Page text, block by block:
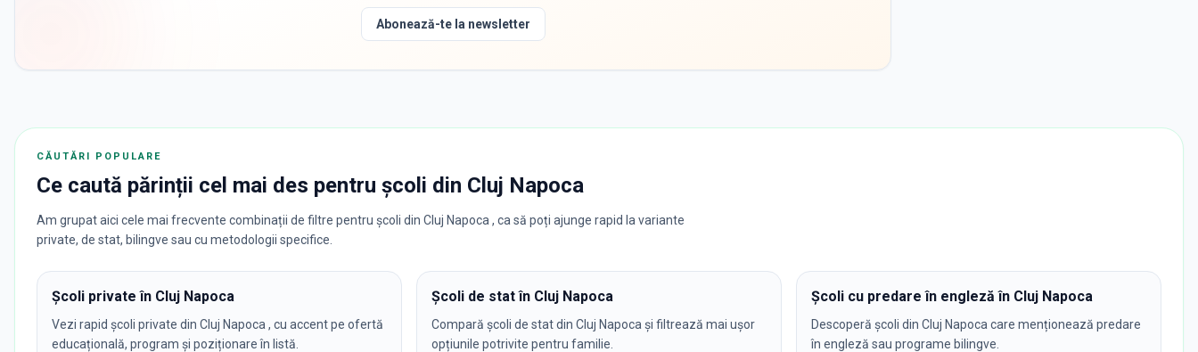
Abonează-te la newsletter
CĂUTĂRI POPULARE
Ce caută părinții cel mai des pentru școli din Cluj Napoca
Am grupat aici cele mai frecvente combinații de filtre pentru școli din Cluj Napoca , ca să poți ajunge rapid la variante
private, de stat, bilingve sau cu metodologii specifice.
Școli private în Cluj Napoca
Vezi rapid școli private din Cluj Napoca , cu accent pe ofertă
educațională, program și poziționare în listă.
Școli de stat în Cluj Napoca
Compară școli de stat din Cluj Napoca și filtrează mai ușor
opțiunile potrivite pentru familie.
Școli cu predare în engleză în Cluj Napoca
Descoperă școli din Cluj Napoca care menționează predare
în engleză sau programe bilingve.